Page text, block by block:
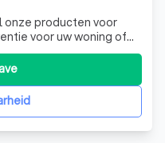
onze producten voor
voor uw woning of
en we komen naar
van je woning en een
kan je bij